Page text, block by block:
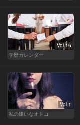
Vol.16
学歴カレンダー
Vol.1
私の嫌いなオトコ